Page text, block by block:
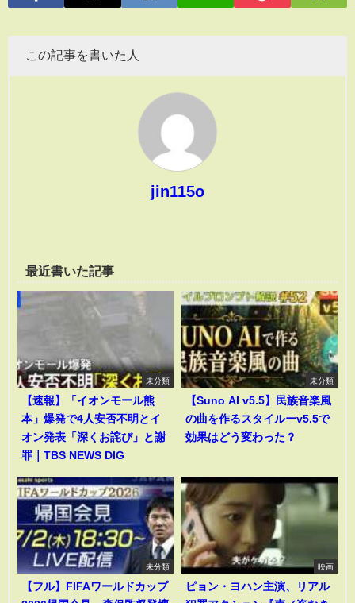
この記事を書いた人
jin115o
最近書いた記事
未分類
【速報】「イオンモール熊
本」爆発で4人安否不明とイ
オン発表「深くお詫び」と謝
罪｜TBS NEWS DIG
未分類
【Suno AI v5.5】民族音楽風
の曲を作るスタイルーv5.5で
効果はどう変わった？
未分類
【フル】FIFAワールドカップ
映画
ピョン・ヨハン主演、リアル